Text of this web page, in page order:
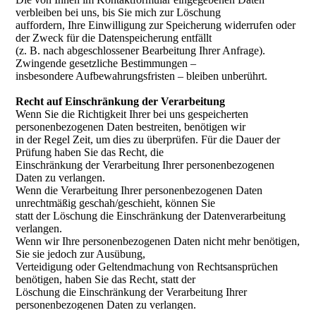
verbleiben bei uns, bis Sie mich zur Löschung
auffordern, Ihre Einwilligung zur Speicherung widerrufen oder
der Zweck für die Datenspeicherung entfällt
(z. B. nach abgeschlossener Bearbeitung Ihrer Anfrage).
Zwingende gesetzliche Bestimmungen –
insbesondere Aufbewahrungsfristen – bleiben unberührt.
Recht auf Einschränkung der Verarbeitung
Wenn Sie die Richtigkeit Ihrer bei uns gespeicherten
personenbezogenen Daten bestreiten, benötigen wir
in der Regel Zeit, um dies zu überprüfen. Für die Dauer der
Prüfung haben Sie das Recht, die
Einschränkung der Verarbeitung Ihrer personenbezogenen
Daten zu verlangen.
Wenn die Verarbeitung Ihrer personenbezogenen Daten
unrechtmäßig geschah/geschieht, können Sie
statt der Löschung die Einschränkung der Datenverarbeitung
verlangen.
Wenn wir Ihre personenbezogenen Daten nicht mehr benötigen,
Sie sie jedoch zur Ausübung,
Verteidigung oder Geltendmachung von Rechtsansprüchen
benötigen, haben Sie das Recht, statt der
Löschung die Einschränkung der Verarbeitung Ihrer
personenbezogenen Daten zu verlangen.